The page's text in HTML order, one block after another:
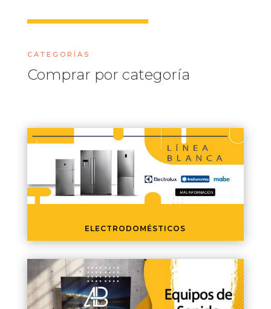
CATEGORÍAS
Comprar por categoría
ELECTRODOMÉSTICOS